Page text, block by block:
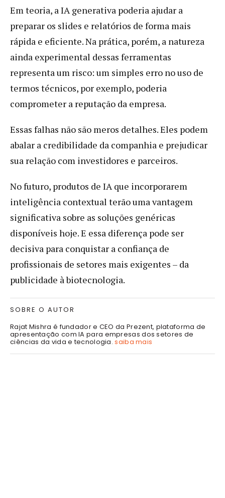
Em teoria, a IA generativa poderia ajudar a
preparar os slides e relatórios de forma mais
rápida e eficiente. Na prática, porém, a natureza
ainda experimental dessas ferramentas
representa um risco: um simples erro no uso de
termos técnicos, por exemplo, poderia
comprometer a reputação da empresa.
Essas falhas não são meros detalhes. Eles podem
abalar a credibilidade da companhia e prejudicar
sua relação com investidores e parceiros.
No futuro, produtos de IA que incorporarem
inteligência contextual terão uma vantagem
significativa sobre as soluções genéricas
disponíveis hoje. E essa diferença pode ser
decisiva para conquistar a confiança de
profissionais de setores mais exigentes – da
publicidade à biotecnologia.
SOBRE O AUTOR
Rajat Mishra é fundador e CEO da Prezent, plataforma de
apresentação com IA para empresas dos setores de
ciências da vida e tecnologia.saiba mais